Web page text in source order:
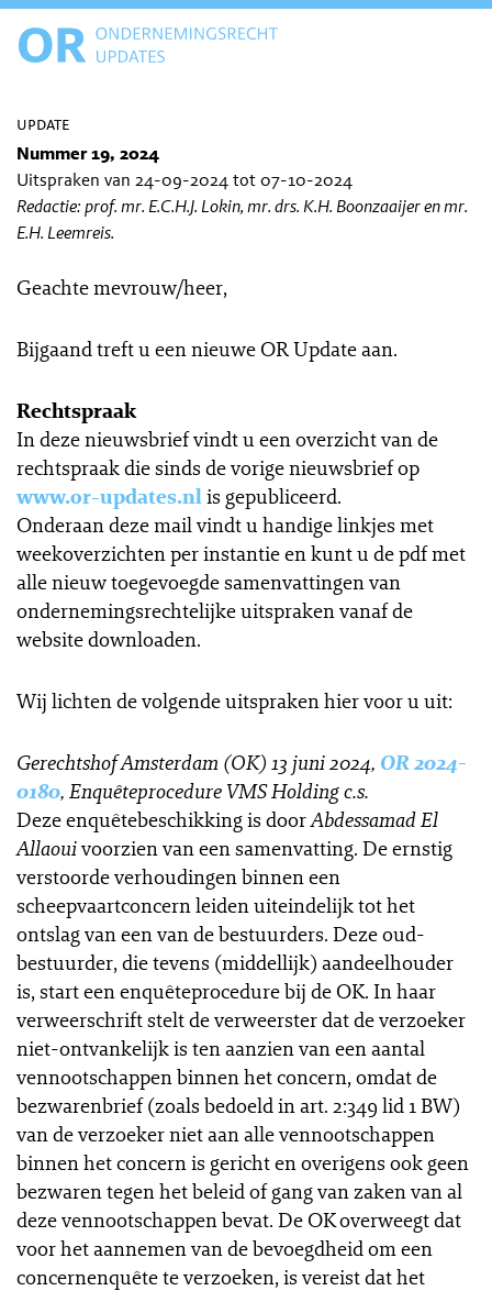
update
Nummer 19, 2024
Uitspraken van 24-09-2024 tot 07-10-2024
Redactie: prof. mr. E.C.H.J. Lokin, mr. drs. K.H. Boonzaaijer en mr.
E.H. Leemreis.
Geachte mevrouw/heer,
Bijgaand treft u een nieuwe OR Update aan.
Rechtspraak
In deze nieuwsbrief vindt u een overzicht van de
rechtspraak die sinds de vorige nieuwsbrief op
www.or-updates.nlis gepubliceerd.
Onderaan deze mail vindt u handige linkjes met
weekoverzichten per instantie en kunt u de pdf met
alle nieuw toegevoegde samenvattingen van
ondernemingsrechtelijke uitspraken vanaf de
website downloaden.
Wij lichten de volgende uitspraken hier voor u uit:
Gerechtshof Amsterdam (OK) 13 juni 2024, OR 2024-
0180, Enquêteprocedure VMS Holding c.s.
Deze enquêtebeschikking is doorAbdessamad El
Allaouivoorzien van een samenvatting. De ernstig
verstoorde verhoudingen binnen een
scheepvaartconcern leiden uiteindelijk tot het
ontslag van een van de bestuurders. Deze oud-
bestuurder, die tevens (middellijk) aandeelhouder
is, start een enquêteprocedure bij de OK. In haar
verweerschrift stelt de verweerster dat de verzoeker
niet-ontvankelijk is ten aanzien van een aantal
vennootschappen binnen het concern, omdat de
bezwarenbrief (zoals bedoeld in art. 2:349 lid 1 BW)
van de verzoeker niet aan alle vennootschappen
binnen het concern is gericht en overigens ook geen
bezwaren tegen het beleid of gang van zaken van al
deze vennootschappen bevat. De OK overweegt dat
voor het aannemen van de bevoegdheid om een
concernenquête te verzoeken, is vereist dat het